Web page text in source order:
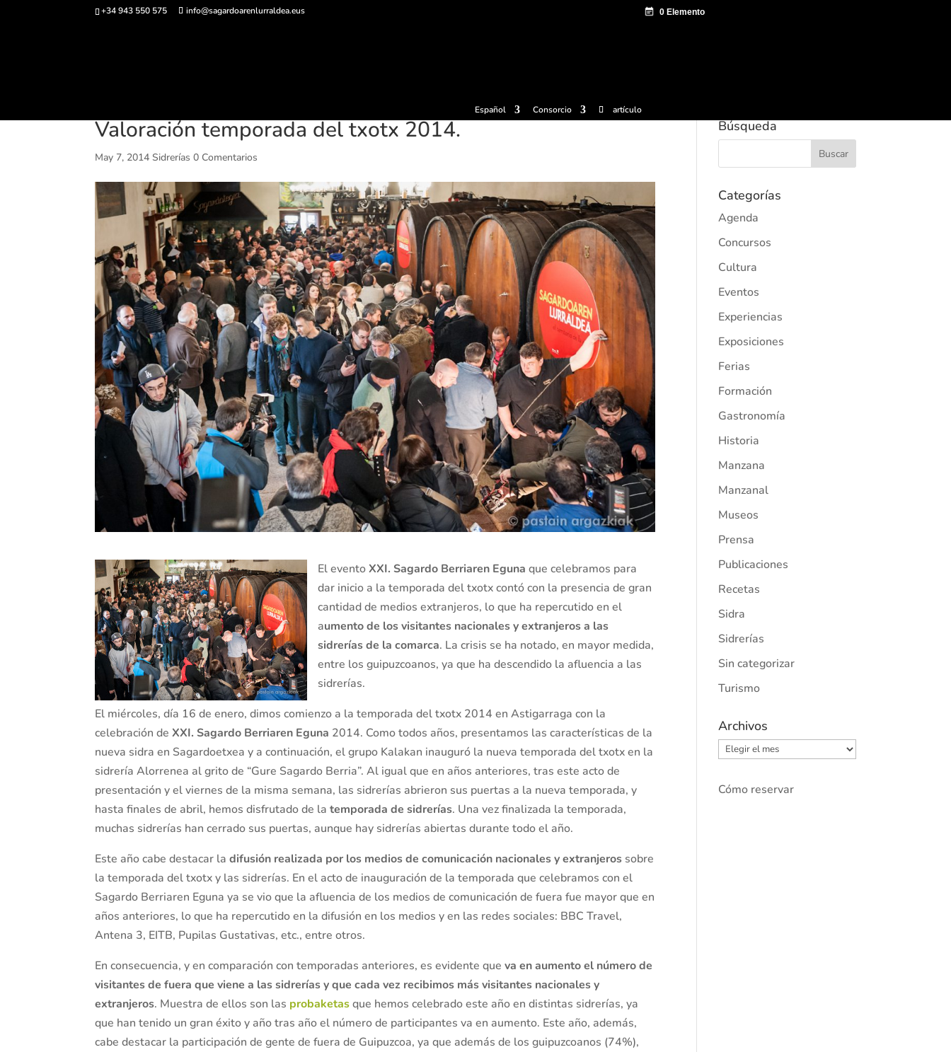
+34 943 550 575 info@sagardoarenlurraldea.eus
Español Consorcio artículo
Valoración temporada del txotx 2014.
May 7, 2014 Sidrerías 0 Comentarios
El eventoXXI. Sagardo Berriaren Eguna que celebramos para
dar inicio a la temporada del txotx contó con la presencia de gran
cantidad de medios extranjeros, lo que ha repercutido en el
aumento de los visitantes nacionales y extranjeros a las
sidrerías de la comarca. La crisis se ha notado, en mayor medida,
entre los guipuzcoanos, ya que ha descendido la afluencia a las
sidrerías.
El miércoles, día 16 de enero, dimos comienzo a la temporada del txotx 2014 en Astigarraga con la
celebración deXXI. Sagardo Berriaren Eguna 2014. Como todos años, presentamos las características de la
nueva sidra en Sagardoetxea y a continuación, el grupo Kalakan inauguró la nueva temporada del txotx en la
sidrería Alorrenea al grito de “Gure Sagardo Berria”. Al igual que en años anteriores, tras este acto de
presentación y el viernes de la misma semana, las sidrerías abrieron sus puertas a la nueva temporada, y
hasta finales de abril, hemos disfrutado de la temporada de sidrerías. Una vez finalizada la temporada,
muchas sidrerías han cerrado sus puertas, aunque hay sidrerías abiertas durante todo el año.
Este año cabe destacar ladifusión realizada por los medios de comunicación nacionales y extranjeros sobre
la temporada del txotx y las sidrerías. En el acto de inauguración de la temporada que celebramos con el
Sagardo Berriaren Eguna ya se vio que la afluencia de los medios de comunicación de fuera fue mayor que en
años anteriores, lo que ha repercutido en la difusión en los medios y en las redes sociales: BBC Travel,
Antena 3, EITB, Pupilas Gustativas, etc., entre otros.
En consecuencia, y en comparación con temporadas anteriores, es evidente queva en aumento el número de
visitantes de fuera que viene a las sidrerías y que cada vez recibimos más visitantes nacionales y
extranjeros. Muestra de ellos son las probaketas que hemos celebrado este año en distintas sidrerías, ya
que han tenido un gran éxito y año tras año el número de participantes va en aumento. Este año, además,
cabe destacar la participación de gente de fuera de Guipuzcoa, ya que además de los guipuzcoanos (74%),
Búsqueda
Categorías
Agenda
Concursos
Cultura
Eventos
Experiencias
Exposiciones
Ferias
Formación
Gastronomía
Historia
Manzana
Manzanal
Museos
Prensa
Publicaciones
Recetas
Sidra
Sidrerías
Sin categorizar
Turismo
Archivos
Archivos
Cómo reservar